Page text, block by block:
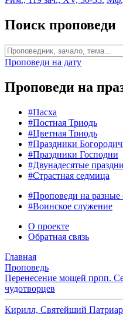
Поиск проповеди
Проповеди на дату
Проповеди на
#Пасха
#Постная Триодь
#Цветная Триодь
#Праздники
#Праздники Господни
#Двунадесятые
#Страстная седмица
#Проповеди на разные
#Воинское служение
О проекте
Обратная связь
Главная
Проповедь
Перенесение мощей прпп.
чудотворцев
Кирилл, Святейший